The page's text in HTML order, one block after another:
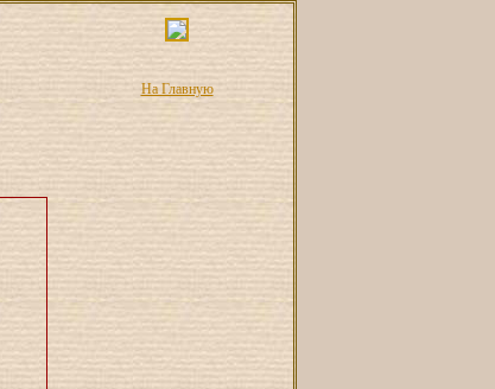
На Главную